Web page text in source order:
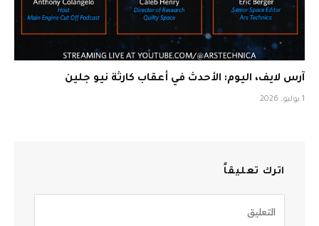
آرس لايف، اليوم: الأحدث في أعقاب كارثة نيو جلين
1 يوليو، 2026
اترك تعليقاً